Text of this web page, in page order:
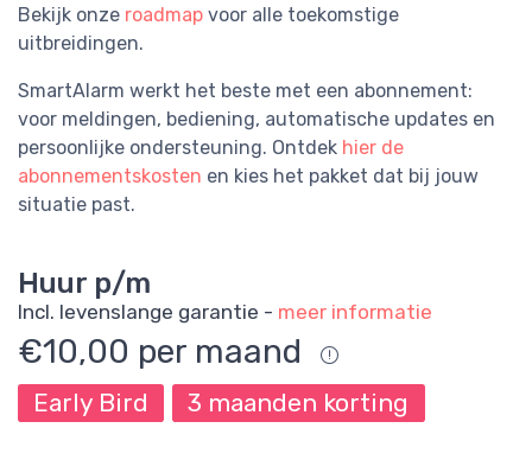
Bekijk onze roadmap voor alle toekomstige
uitbreidingen.
SmartAlarm werkt het beste met een abonnement:
voor meldingen, bediening, automatische updates en
persoonlijke ondersteuning. Ontdek hier de
abonnementskosten en kies het pakket dat bij jouw
situatie past.
Huur p/m
Incl. levenslange garantie - meer informatie
€10,00 per maand
Early Bird 3 maanden korting